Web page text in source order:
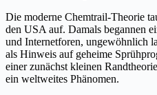
Die moderne Chemtrail-Theorie
den USA auf. Damals begannen
und Internetforen, ungewöhnlich
als Hinweis auf geheime
einer zunächst kleinen
ein weltweites Phänomen.